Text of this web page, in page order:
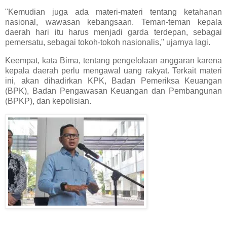
"Kemudian juga ada materi-materi tentang ketahanan
nasional, wawasan kebangsaan. Teman-teman kepala
daerah hari itu harus menjadi garda terdepan, sebagai
pemersatu, sebagai tokoh-tokoh nasionalis," ujarnya lagi.
Keempat, kata Bima, tentang pengelolaan anggaran karena
kepala daerah perlu mengawal uang rakyat. Terkait materi
ini, akan dihadirkan KPK, Badan Pemeriksa Keuangan
(BPK), Badan Pengawasan Keuangan dan Pembangunan
(BPKP), dan kepolisian.